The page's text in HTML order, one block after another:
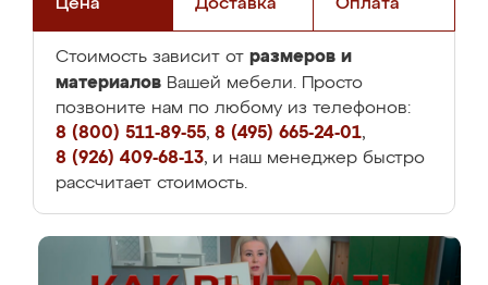
Цена Доставка Оплата
Стоимость зависит от размеров и
материалов Вашей мебели. Просто
позвоните нам по любому из телефонов:
8 (800) 511-89-55, 8 (495) 665-24-01,
8 (926) 409-68-13, и наш менеджер быстро
рассчитает стоимость.